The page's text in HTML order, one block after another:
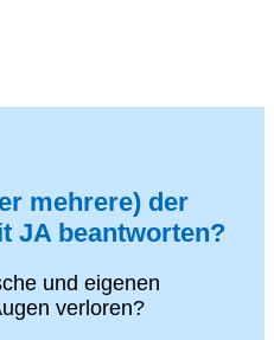
mehrere) der
JA beantworten?
und eigenen
verloren?